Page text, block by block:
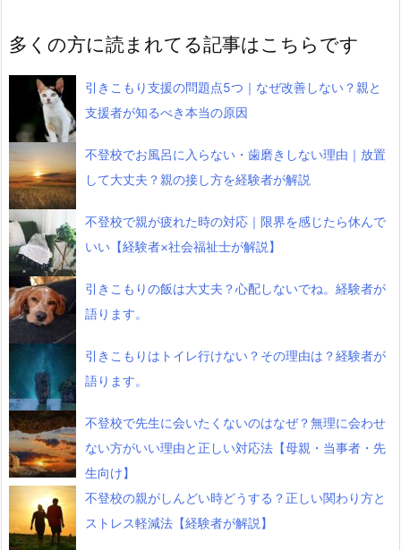
多くの方に読まれてる記事はこちらです
引きこもり支援の問題点5つ｜なぜ改善しない？親と
支援者が知るべき本当の原因
不登校でお風呂に入らない・歯磨きしない理由｜放置
して大丈夫？親の接し方を経験者が解説
不登校で親が疲れた時の対応｜限界を感じたら休んで
いい【経験者×社会福祉士が解説】
引きこもりの飯は大丈夫？心配しないでね。経験者が
語ります。
引きこもりはトイレ行けない？その理由は？経験者が
語ります。
不登校で先生に会いたくないのはなぜ？無理に会わせ
ない方がいい理由と正しい対応法【母親・当事者・先
生向け】
不登校の親がしんどい時どうする？正しい関わり方と
ストレス軽減法【経験者が解説】